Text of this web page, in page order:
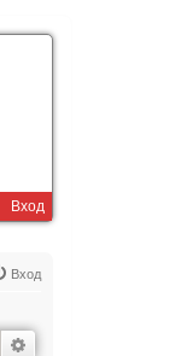
Вход
Вход
Поиск